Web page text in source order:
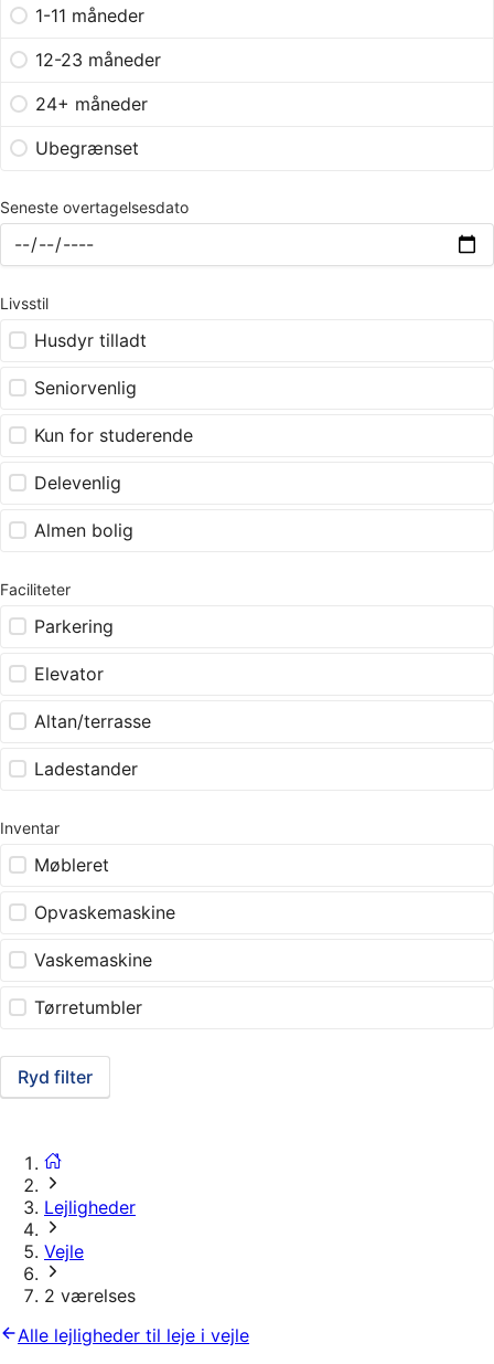
1-11 måneder
12-23 måneder
24+ måneder
Ubegrænset
Seneste overtagelsesdato
Livsstil
Husdyr tilladt
Seniorvenlig
Kun for studerende
Delevenlig
Almen bolig
Faciliteter
Parkering
Elevator
Altan/terrasse
Ladestander
Inventar
Møbleret
Opvaskemaskine
Vaskemaskine
Tørretumbler
Ryd filter
Lejligheder
Vejle
2 værelses
Alle lejligheder til leje i vejle